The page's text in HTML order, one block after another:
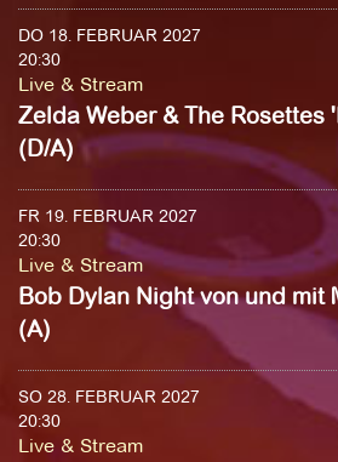
DO 18. FEBRUAR 2027
20:30
Live & Stream
Zelda Weber & The Rosettes
(D/A)
FR 19. FEBRUAR 2027
20:30
Live & Stream
Bob Dylan Night von und mit
(A)
SO 28. FEBRUAR 2027
20:30
Live & Stream